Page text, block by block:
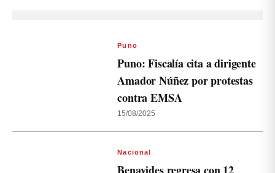
Puno
Puno: Fiscalía cita a dirigente
Amador Núñez por protestas
contra EMSA
15/08/2025
Nacional